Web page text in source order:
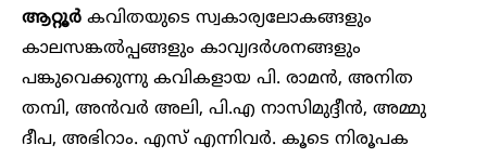
ആറ്റൂർ കവിതയുടെ സ്വകാര്യലോകങ്ങളും
കാലസങ്കൽപ്പങ്ങളും കാവ്യദർശനങ്ങളും
പങ്കുവെക്കുന്നു കവികളായ പി. രാമൻ, അനിത
തമ്പി, അൻവർ അലി, പി.എ നാസിമുദ്ദീൻ, അമ്മു
ദീപ, അഭിറാം. എസ് എന്നിവർ. കൂടെ നിരൂപക